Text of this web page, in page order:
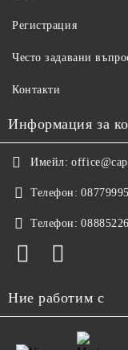
Регистрация
Често задавани
Контакти
Информация за
Имейл:
Телефон:
Телефон:
Ние работим с